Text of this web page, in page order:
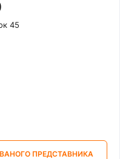
45
ПРЕДСТАВНИКА